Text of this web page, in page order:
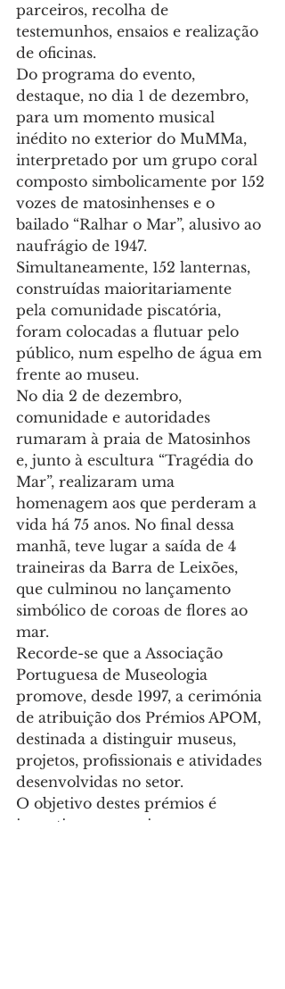
parceiros, recolha de
testemunhos, ensaios e realização
de oficinas.
Do programa do evento,
destaque, no dia 1 de dezembro,
para um momento musical
inédito no exterior do MuMMa,
interpretado por um grupo coral
composto simbolicamente por 152
vozes de matosinhenses e o
bailado “Ralhar o Mar”, alusivo ao
naufrágio de 1947.
Simultaneamente, 152 lanternas,
construídas maioritariamente
pela comunidade piscatória,
foram colocadas a flutuar pelo
público, num espelho de água em
frente ao museu.
No dia 2 de dezembro,
comunidade e autoridades
rumaram à praia de Matosinhos
e, junto à escultura “Tragédia do
Mar”, realizaram uma
homenagem aos que perderam a
vida há 75 anos. No final dessa
manhã, teve lugar a saída de 4
traineiras da Barra de Leixões,
que culminou no lançamento
simbólico de coroas de flores ao
mar.
Recorde-se que a Associação
Portuguesa de Museologia
promove, desde 1997, a cerimónia
de atribuição dos Prémios APOM,
destinada a distinguir museus,
projetos, profissionais e atividades
desenvolvidas no setor.
O objetivo destes prémios é
incentivar e premiar a